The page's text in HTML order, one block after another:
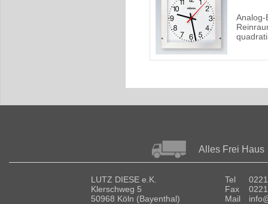
Analog-
Alles Frei Haus
LUTZ DIESE e.K.
Klerschweg 5
50968 Köln (Bayenthal)
Tel
Fax
Mail